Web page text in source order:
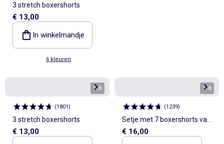
3 stretch boxershorts
€ 13,00
In winkelmandje
6 kleuren
1/8
(1801)
3 stretch boxershorts
€ 13,00
1/8
(1239)
Setje met 7 boxershorts van
stretchstof
€ 16,00